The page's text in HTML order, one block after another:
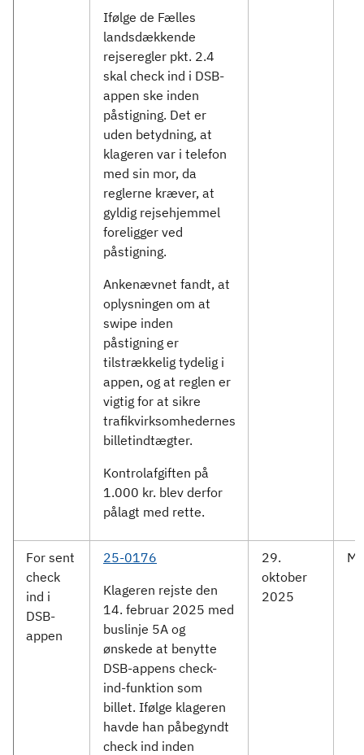
Ifølge de Fælles
landsdækkende
rejseregler pkt. 2.4
skal check ind i DSB-
appen ske inden
påstigning. Det er
uden betydning, at
klageren var i telefon
med sin mor, da
reglerne kræver, at
gyldig rejsehjemmel
foreligger ved
påstigning.
Ankenævnet fandt, at
oplysningen om at
swipe inden
påstigning er
tilstrækkelig tydelig i
appen, og at reglen er
vigtig for at sikre
trafikvirksomhedernes
billetindtægter.
Kontrolafgiften på
1.000 kr. blev derfor
pålagt med rette.
For sent
check
ind i
DSB-
appen
25-0176
Klageren rejste den
14. februar 2025 med
buslinje 5A og
ønskede at benytte
DSB-appens check-
ind-funktion som
billet. Ifølge klageren
havde han påbegyndt
check ind inden
29.
oktober
2025